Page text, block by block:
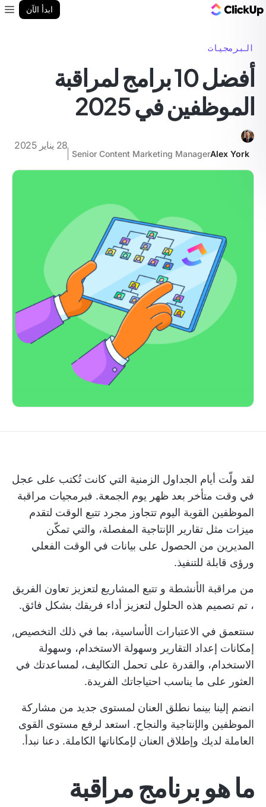
ابدأ الآن
البرمجيات
أفضل 10 برامج لمراقبة
الموظفين في 2025
Alex York
Senior Content Marketing Manager
28 يناير 2025
لقد ولّت أيام الجداول الزمنية التي كانت تُكتب على عجل
في وقت متأخر بعد ظهر يوم الجمعة. فبرمجيات مراقبة
الموظفين القوية اليوم تتجاوز مجرد تتبع الوقت لتقدم
ميزات مثل تقارير الإنتاجية المفصلة، والتي تمكّن
المديرين من الحصول على بيانات في الوقت الفعلي
ورؤى قابلة للتنفيذ.
من مراقبة الأنشطة و تتبع المشاريع لتعزيز تعاون الفريق
، تم تصميم هذه الحلول لتعزيز أداء فريقك بشكل فائق.
سنتعمق في الاعتبارات الأساسية، بما في ذلك التخصيص,
إمكانات إعداد التقارير وسهولة الاستخدام، وسهولة
الاستخدام، والقدرة على تحمل التكاليف، لمساعدتك في
العثور على ما يناسب احتياجاتك الفريدة.
انضم إلينا بينما نطلق العنان لمستوى جديد من مشاركة
الموظفين والإنتاجية والنجاح. استعد لرفع مستوى القوى
العاملة لديك وإطلاق العنان لإمكاناتها الكاملة. دعنا نبدأ.
ما هو برنامج مراقبة